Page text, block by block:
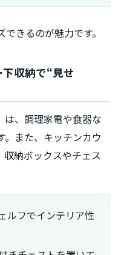
きるのが魅力です。
収納で“見せ
は、調理家電や食器な
。また、キッチンカウ
収納ボックスやチェス
ルフでインテリア性